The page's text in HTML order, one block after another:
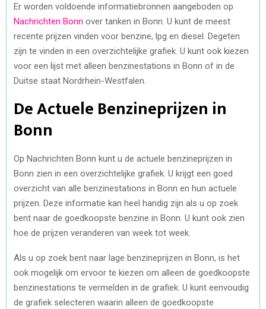
Er worden voldoende informatiebronnen aangeboden op
Nachrichten Bonn over tanken in Bonn. U kunt de meest
recente prijzen vinden voor benzine, lpg en diesel. Degeten
zijn te vinden in een overzichtelijke grafiek. U kunt ook kiezen
voor een lijst met alleen benzinestations in Bonn of in de
Duitse staat Nordrhein-Westfalen.
De Actuele Benzineprijzen in
Bonn
Op Nachrichten Bonn kunt u de actuele benzineprijzen in
Bonn zien in een overzichtelijke grafiek. U krijgt een goed
overzicht van alle benzinestations in Bonn en hun actuele
prijzen. Deze informatie kan heel handig zijn als u op zoek
bent naar de goedkoopste benzine in Bonn. U kunt ook zien
hoe de prijzen veranderen van week tot week.
Als u op zoek bent naar lage benzineprijzen in Bonn, is het
ook mogelijk om ervoor te kiezen om alleen de goedkoopste
benzinestations te vermelden in de grafiek. U kunt eenvoudig
de grafiek selecteren waarin alleen de goedkoopste